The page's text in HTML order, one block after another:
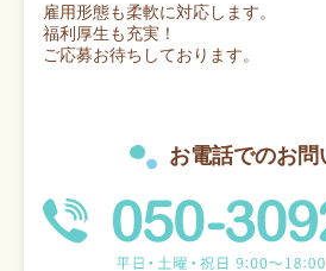
雇用形態も柔軟に対応します。
福利厚生も充実！
ご応募お待ちしております。
お電話でのお問